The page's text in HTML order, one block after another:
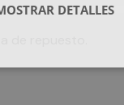
de repuesto.
DETALLES